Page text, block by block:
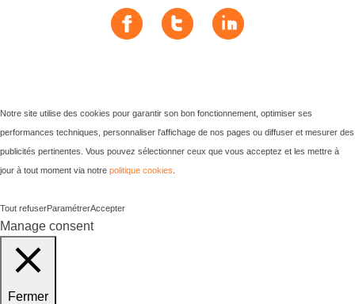
Notre site utilise des cookies pour garantir son bon fonctionnement, optimiser ses
performances techniques, personnaliser l'affichage de nos pages ou diffuser et mesurer des
publicités pertinentes. Vous pouvez sélectionner ceux que vous acceptez et les mettre à
jour à tout moment via notre politique cookies
Tout refuserParamétrerAccepter
Manage consent
Fermer